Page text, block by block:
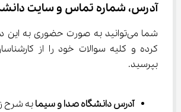
آدرس، شماره تماس و سایت
شما می‌توانید به صورت حضوری به
کرده و کلیه سوالات خود را از
بپرسید.
آدرس دانشگاه صدا و سیما به شرح